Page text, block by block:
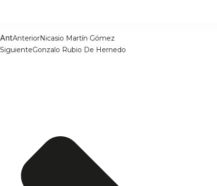
AntAnteriorNicasio Martín Gómez
SiguienteGonzalo Rubio De Hernedo